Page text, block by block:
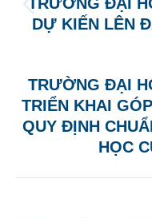
TRƯỜNG ĐẠI
DỰ KIẾN LÊN
TRƯỜNG ĐẠI
TRIỂN KHAI
QUY ĐỊNH
HỌC